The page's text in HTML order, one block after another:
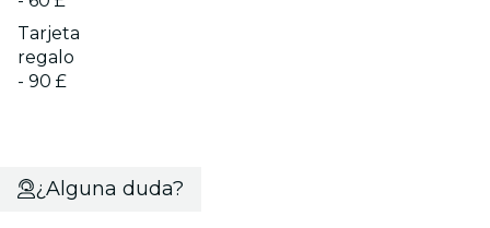
Tarjeta
regalo
- 90 £
¿Alguna duda?